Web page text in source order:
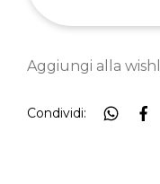
Aggiungi alla
Condividi: